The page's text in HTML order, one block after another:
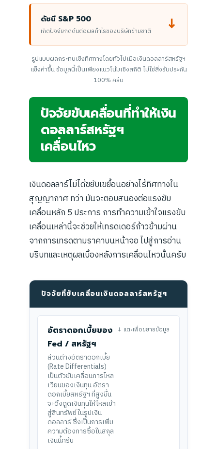
ดัชนี S&P 500
เกิดปัจจัยกดดันต่อผลกำไรของบริษัทข้ามชาติ ↓
รูปแบบผลกระทบเชิงทิศทางโดยทั่วไปเมื่อเงินดอลลาร์สหรัฐฯ
แข็งค่าขึ้น ข้อมูลนี้เป็นเพียงแนวโน้มเชิงสถิติ ไม่ใช่สิ่งรับประกัน
100% ครับ
ปัจจัยขับเคลื่อนที่ทำให้เงิน
ดอลลาร์สหรัฐฯ
เคลื่อนไหว
เงินดอลลาร์ไม่ได้ขยับเขยื้อนอย่างไร้ทิศทางใน
สุญญากาศ ทว่า มันจะตอบสนองต่อแรงขับ
เคลื่อนหลัก 5 ประการ การทำความเข้าใจแรงขับ
เคลื่อนเหล่านี้จะช่วยให้เทรดเดอร์ก้าวข้ามผ่าน
จากการเทรดตามราคาบนหน้าจอ ไปสู่การอ่าน
บริบทและเหตุผลเบื้องหลังการเคลื่อนไหวนั้นครับ
ปัจจัยที่ขับเคลื่อนเงินดอลลาร์สหรัฐฯ
อัตราดอกเบี้ยของ
Fed / สหรัฐฯ
ส่วนต่างอัตราดอกเบี้ย
(Rate Differentials)
เป็นตัวขับเคลื่อนการไหล
เวียนของเงินทุน อัตรา
ดอกเบี้ยสหรัฐฯ ที่สูงขึ้น
จะดึงดูดเงินทุนให้ไหลเข้า
สู่สินทรัพย์ในรูปเงิน
ดอลลาร์ ซึ่งเป็นการเพิ่ม
ความต้องการซื้อในสกุล
เงินนี้ครับ
↓ แตะเพื่อขยายข้อมูล